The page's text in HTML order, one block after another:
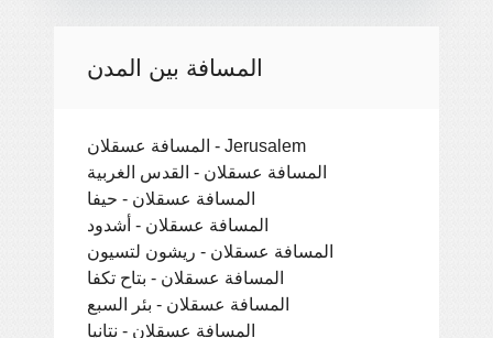
المسافة بين المدن
المسافة عسقلان - Jerusalem
المسافة عسقلان - القدس الغربية
المسافة عسقلان - حيفا
المسافة عسقلان - أشدود
المسافة عسقلان - ريشون لتسيون
المسافة عسقلان - بتاح تكفا
المسافة عسقلان - بئر السبع
المسافة عسقلان - نتانيا